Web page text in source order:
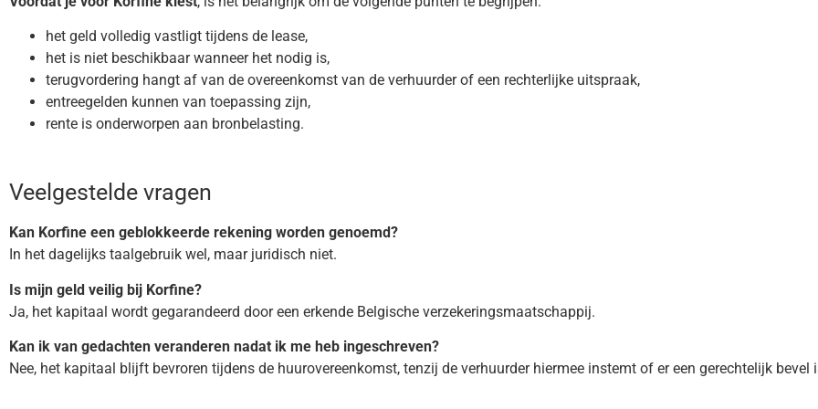
het geld volledig vastligt tijdens de lease,
het is niet beschikbaar wanneer het nodig is,
terugvordering hangt af van de overeenkomst van de verhuurder of een rechterlijke uitspraak,
entreegelden kunnen van toepassing zijn,
rente is onderworpen aan bronbelasting.
Veelgestelde vragen
Kan Korfine een geblokkeerde rekening worden genoemd?
In het dagelijks taalgebruik wel, maar juridisch niet.
Is mijn geld veilig bij Korfine?
Ja, het kapitaal wordt gegarandeerd door een erkende Belgische verzekeringsmaatschappij.
Kan ik van gedachten veranderen nadat ik me heb ingeschreven?
Nee, het kapitaal blijft bevroren tijdens de huurovereenkomst, tenzij de verhuurder hiermee instemt of er een gerechtelijk bevel